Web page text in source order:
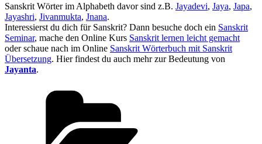
Sanskrit Wörter im Alphabeth davor sind z.B. Jayadevi, Jaya, Japa,
Jayashri, Jivanmukta, Jnana.
Interessierst du dich für Sanskrit? Dann besuche doch ein Sanskrit
Seminar, mache den Online Kurs Sanskrit lernen leicht gemacht
oder schaue nach im Online Sanskrit Wörterbuch mit Sanskrit
Übersetzung. Hier findest du auch mehr zur Bedeutung von
Jayanta.